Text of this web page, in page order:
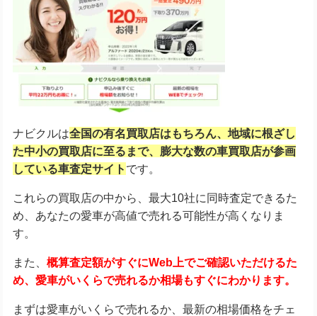
ナビクルは全国の有名買取店はもちろん、地域に根ざし
た中小の買取店に至るまで、膨大な数の車買取店が参画
している車査定サイト です。
これらの買取店の中から、最大10社に同時査定できるた
め、あなたの愛車が高値で売れる可能性が高くなりま
す。
また、 概算査定額がすぐにWeb上でご確認いただけるた
め、愛車がいくらで売れるか相場もすぐにわかります。
まずは愛車がいくらで売れるか、最新の相場価格をチェ